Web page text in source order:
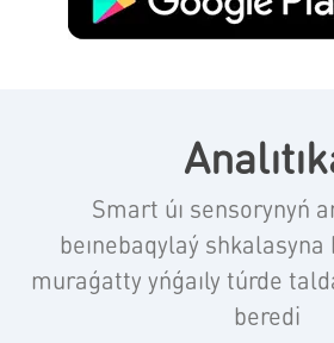
Smart úı sensorynyń
beınebaqylaý
muraǵatty yńǵaıly túrde
beredi